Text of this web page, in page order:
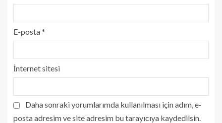
E-posta*
İnternet sitesi
Daha sonraki yorumlarımda kullanılması için adım, e-
posta adresim ve site adresim bu tarayıcıya kaydedilsin.